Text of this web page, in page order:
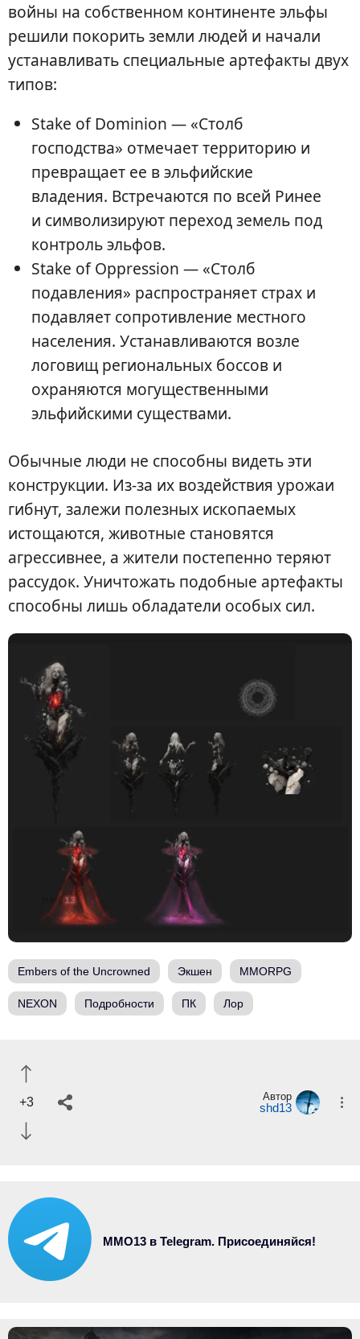
войны на собственном континенте эльфы
решили покорить земли людей и начали
устанавливать специальные артефакты двух
типов:
Stake of Dominion — «Столб
господства» отмечает территорию и
превращает ее в эльфийские
владения. Встречаются по всей Ринее
и символизируют переход земель под
контроль эльфов.
Stake of Oppression — «Столб
подавления» распространяет страх и
подавляет сопротивление местного
населения. Устанавливаются возле
логовищ региональных боссов и
охраняются могущественными
эльфийскими существами.
Обычные люди не способны видеть эти
конструкции. Из-за их воздействия урожаи
гибнут, залежи полезных ископаемых
истощаются, животные становятся
агрессивнее, а жители постепенно теряют
рассудок. Уничтожать подобные артефакты
способны лишь обладатели особых сил.
Embers of the Uncrowned Экшен MMORPG
NEXON Подробности ПК Лор
+3 Автор
shd13
MMO13 в Telegram. Присоединяйся!